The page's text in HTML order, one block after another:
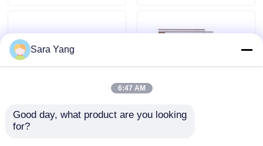
খবর
কাস্টম কম্পোস্টেবল মধুচক্র
Sara Yang
6:47 AM
Good day, what product are you looking
for?